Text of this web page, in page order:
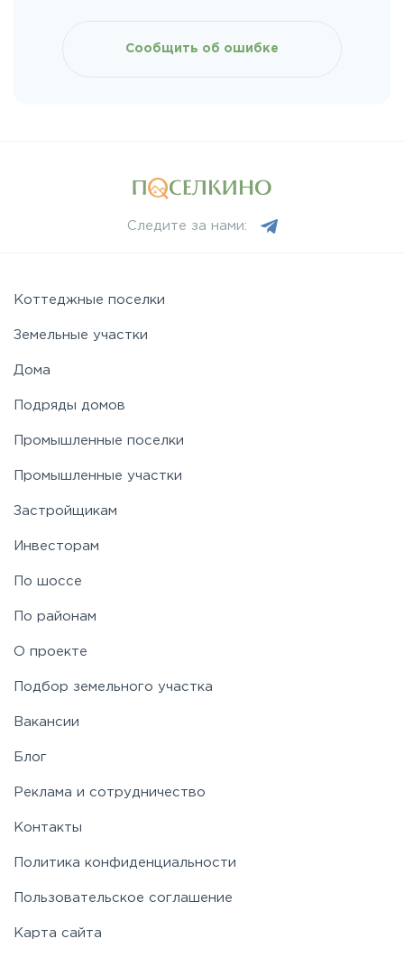
Новорижское
Носовихинское
Рогачёвское
Таракановское
Щелковское
Сообщить об ошибке
Следите за нами:
Коттеджные поселки
Земельные участки
Дома
Подряды домов
Промышленные поселки
Промышленные участки
Застройщикам
Инвесторам
По шоссе
По районам
О проекте
Подбор земельного участка
Вакансии
Блог
Реклама и сотрудничество
Контакты
Политика конфиденциальности
Пользовательское соглашение
Карта сайта